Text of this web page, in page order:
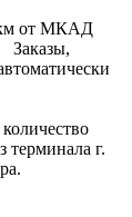
км от МКАД
Заказы,
терминала г.